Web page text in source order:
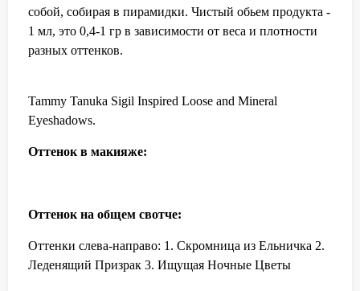
собой, собирая в пирамидки. Чистый обьем продукта -
1 мл, это 0,4-1 гр в зависимости от веса и плотности
разных оттенков.
Tammy Tanuka Sigil Inspired Loose and Mineral
Eyeshadows.
Оттенок в макияже:
Оттенок на общем свотче:
Оттенки слева-направо: 1. Скромница из Ельничка 2.
Леденящий Призрак 3. Ищущая Ночные Цветы